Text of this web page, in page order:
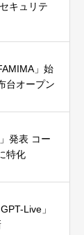
キュリテ
」始
台オープン
発表 コー
特化
Live」